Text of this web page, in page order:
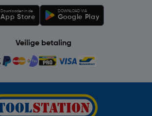
Downloaden in de
App Store
DOWNLOAD VIA
Google Play
Veilige betaling